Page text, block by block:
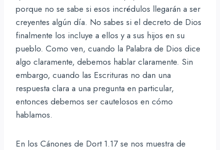
porque no se sabe si esos incrédulos llegarán a ser
creyentes algún día. No sabes si el decreto de Dios
finalmente los incluye a ellos y a sus hijos en su
pueblo. Como ven, cuando la Palabra de Dios dice
algo claramente, debemos hablar claramente. Sin
embargo, cuando las Escrituras no dan una
respuesta clara a una pregunta en particular,
entonces debemos ser cautelosos en cómo
hablamos.
En los Cánones de Dort 1.17 se nos muestra de